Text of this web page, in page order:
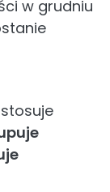
w grudniu